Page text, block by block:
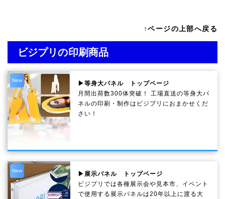
↑ページの上部へ戻る
ビジプリの印刷商品
New
▶等身大パネル トップページ
月間出荷数300体突破！ 工場直送の等身大パ
ネルの印刷・制作は ビジプリ におまかせくだ
さい！
New
▶展示パネル トップページ
ビジプリでは各種展示会や見本市、イベント
で使用する展示パネルは20年以上に渡る大